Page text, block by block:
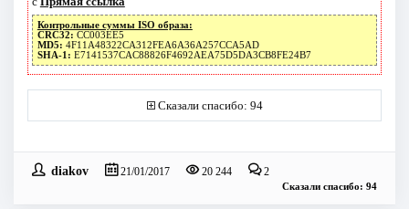
Контрольные суммы ISO образа:
CRC32: CC003EE5
MD5: 4F11A48322CA312FEA6A36A257CCA5AD
SHA-1: E7141537CAC88826F4692AEA75D5DA3CB8FE24B7
Сказали спасибо: 94
diakov 21/01/2017 20 244 2
Сказали спасибо: 94